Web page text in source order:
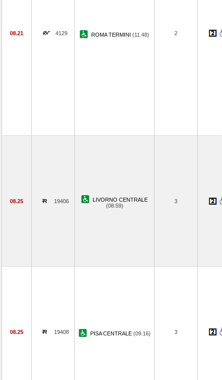
08.21 4129 ROMA TERMINI (11.48) 2
08.25 19406
LIVORNO CENTRALE
(08.59)
3
08.25 19408 PISA CENTRALE (09.16) 3